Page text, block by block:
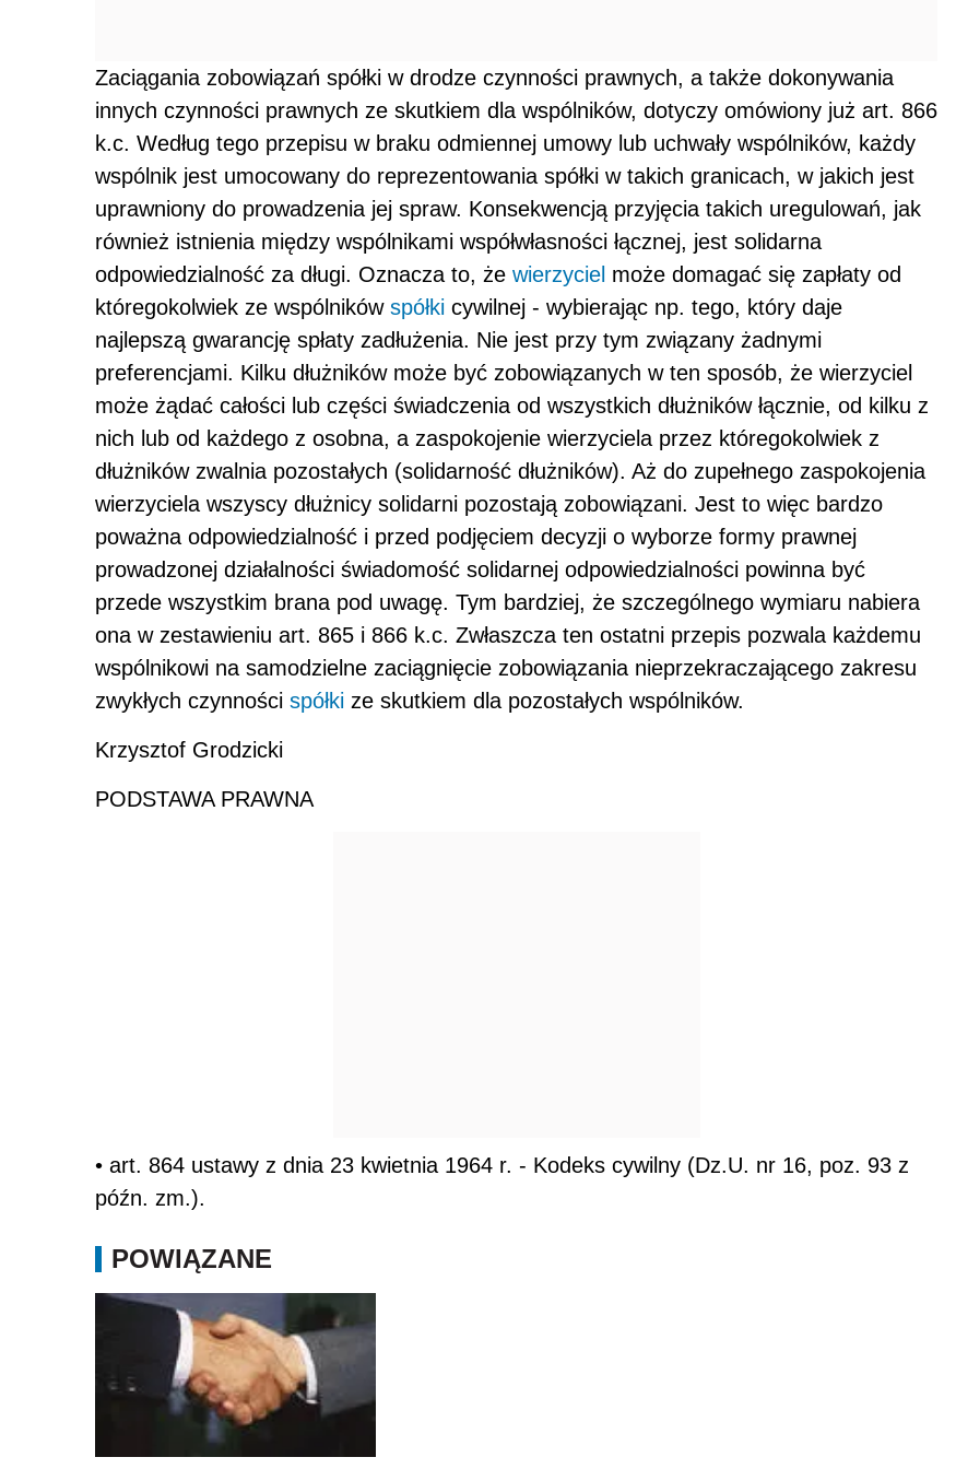
Zaciągania zobowiązań spółki w drodze czynności prawnych, a także dokonywania
innych czynności prawnych ze skutkiem dla wspólników, dotyczy omówiony już art. 866
k.c. Według tego przepisu w braku odmiennej umowy lub uchwały wspólników, każdy
wspólnik jest umocowany do reprezentowania spółki w takich granicach, w jakich jest
uprawniony do prowadzenia jej spraw. Konsekwencją przyjęcia takich uregulowań, jak
również istnienia między wspólnikami współwłasności łącznej, jest solidarna
odpowiedzialność za długi. Oznacza to, że wierzyciel może domagać się zapłaty od
któregokolwiek ze wspólników spółki cywilnej - wybierając np. tego, który daje
najlepszą gwarancję spłaty zadłużenia. Nie jest przy tym związany żadnymi
preferencjami. Kilku dłużników może być zobowiązanych w ten sposób, że wierzyciel
może żądać całości lub części świadczenia od wszystkich dłużników łącznie, od kilku z
nich lub od każdego z osobna, a zaspokojenie wierzyciela przez któregokolwiek z
dłużników zwalnia pozostałych (solidarność dłużników). Aż do zupełnego zaspokojenia
wierzyciela wszyscy dłużnicy solidarni pozostają zobowiązani. Jest to więc bardzo
poważna odpowiedzialność i przed podjęciem decyzji o wyborze formy prawnej
prowadzonej działalności świadomość solidarnej odpowiedzialności powinna być
przede wszystkim brana pod uwagę. Tym bardziej, że szczególnego wymiaru nabiera
ona w zestawieniu art. 865 i 866 k.c. Zwłaszcza ten ostatni przepis pozwala każdemu
wspólnikowi na samodzielne zaciągnięcie zobowiązania nieprzekraczającego zakresu
zwykłych czynności spółki ze skutkiem dla pozostałych wspólników.
Krzysztof Grodzicki
PODSTAWA PRAWNA
• art. 864 ustawy z dnia 23 kwietnia 1964 r. - Kodeks cywilny (Dz.U. nr 16, poz. 93 z
późn. zm.).
POWIĄZANE